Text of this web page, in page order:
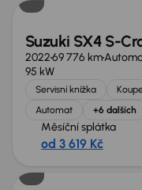
Suzuki SX4 S-
202269 776 km
95 kW
Servisní knížka
Automat
+6 dalších
Měsíční splátka
od 3 619 Kč